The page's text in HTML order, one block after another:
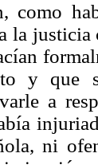
la
y que
a
ni